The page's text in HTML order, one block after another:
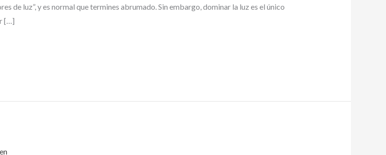
de luz”, y es normal que termines abrumado. Sin embargo, dominar la luz es el único
[…]